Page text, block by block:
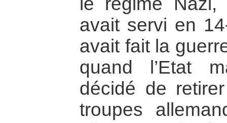
avait servi en
avait fait la
quand l’Etat
décidé de
troupes